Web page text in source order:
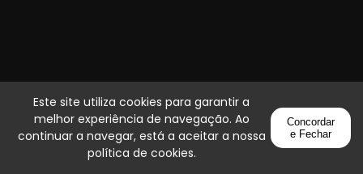
Este site utiliza cookies para garantir a
melhor experiência de navegação. Ao
continuar a navegar, está a aceitar a nossa
política de cookies.
Concordar
e Fechar